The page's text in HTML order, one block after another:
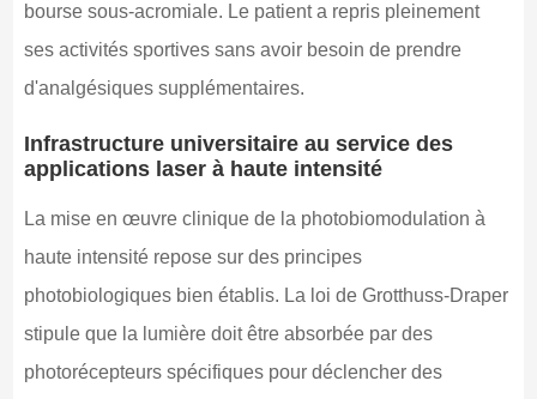
bourse sous-acromiale. Le patient a repris pleinement
ses activités sportives sans avoir besoin de prendre
d'analgésiques supplémentaires.
Infrastructure universitaire au service des
applications laser à haute intensité
La mise en œuvre clinique de la photobiomodulation à
haute intensité repose sur des principes
photobiologiques bien établis. La loi de Grotthuss-Draper
stipule que la lumière doit être absorbée par des
photorécepteurs spécifiques pour déclencher des